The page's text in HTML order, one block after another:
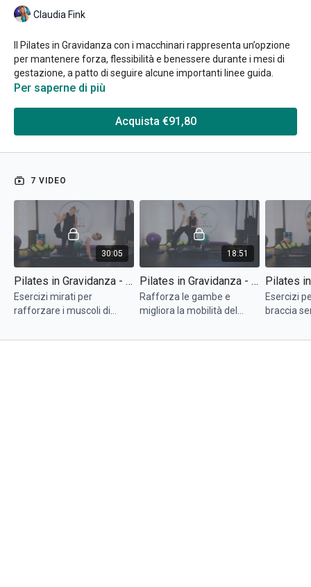
Claudia Fink
Il Pilates in Gravidanza con i macchinari rappresenta un’opzione
per mantenere forza, flessibilità e benessere durante i mesi di
gestazione, a patto di seguire alcune importanti linee guida.
L’uso del Reformer consente di supportare il corpo in modo
movimenti controllati. L'allenamento con la Chair è un buon
modo per evitare di stare supine troppo a lungo.
Come allenarsi in gravidanza, durante il 2° trimestre?
È importante però fare attenzione: dal secondo trimestre in poi
si sconsigliano le posizioni supine. Ciò a maggior ragione nel
terzo trimestre: bisogna evitarle perché il peso del feto che
cresce potrebbe comprimere la vena cava e potrebbe dare
fastidio.
In generale, tutti gli esercizi dovrebbero essere adattati per
rispettare i cambiamenti del corpo, concentrandosi su
movimenti che migliorano la postura.
Per saperne di più
Acquista €91,80
7 VIDEO
30:05
Pilates in Gravidanza - 2° Trimestre: Gambe e Bacino (1° parte)
Esercizi mirati per
rafforzare i muscoli di
18:51
Pilates in Gravidanza - 2° Trimestre: Gambe e Bacino (2° parte)
Rafforza le gambe e
migliora la mobilità del
Esercizi
braccia